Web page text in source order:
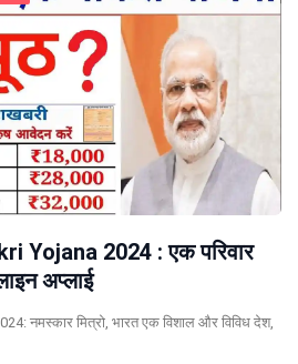
Yojana 2024 : एक परिवार
अप्लाई
नमस्कार मित्रो, भारत एक विशाल और विविध देश,